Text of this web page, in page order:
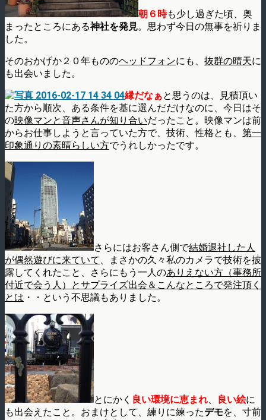
朝６時も少し過ぎた頃、奥
まったところにある神社を発見。思わず今日の無事を祈りま
した。
そのおかげか２０年もののヘッドフォンにも、 抜群の晴天に
も出会いました。
縁だなぁと思うのは、見積頂い
た方から順次、ある条件を基に選んだだけなのに、今日はそ
の映像マンと音声さんが知り合いだったこと。映像マンは前
からお仕事しようと言っていた方で、技術、性格とも、 第一
印象通りの素晴らしい方でうれしかったです。
さらにはお客さん側で結婚退社した人
が偶然遊びに来ていて 、まさかの久々私のカメラで技術を披
露してくれたこと、さらにもう一人のありえない方（事務所
付近で会う人）とサプライズ出会＆こんなところで発注頂く
とは ・・という不思議もありました。
とにかく 良い環境に恵まれ、 良い絵に
も出会えたこと。おまけとして、練りに練ったデモを、寸前